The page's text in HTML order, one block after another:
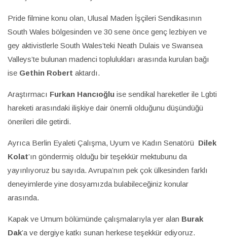
Pride filmine konu olan, Ulusal Maden İşçileri Sendikasının
South Wales bölgesinden ve 30 sene önce genç lezbiyen ve
gey aktivistlerle South Wales’teki Neath Dulais ve Swansea
Valleys’te bulunan madenci toplulukları arasında kurulan bağı
ise Gethin Robert aktardı.
Araştırmacı Furkan Hancıoğlu ise sendikal hareketler ile Lgbti
hareketi arasındaki ilişkiye dair önemli olduğunu düşündüğü
önerileri dile getirdi.
Ayrıca Berlin Eyaleti Çalışma, Uyum ve Kadın Senatörü Dilek
Kolat’ın göndermiş olduğu bir teşekkür mektubunu da
yayınlıyoruz bu sayıda. Avrupa’nın pek çok ülkesinden farklı
deneyimlerde yine dosyamızda bulabileceğiniz konular
arasında.
Kapak ve Umum bölümünde çalışmalarıyla yer alan Burak
Dak’a ve dergiye katkı sunan herkese teşekkür ediyoruz.